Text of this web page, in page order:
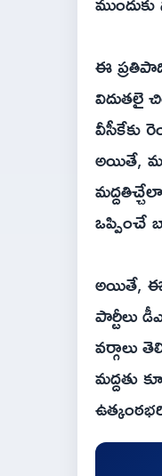
ఈ
విదుతలై
వీసీకేకు
అయితే,
ఒప్పించే
అయితే, ఈ
పార్టీలు
వర్గాలు
మద్దతు